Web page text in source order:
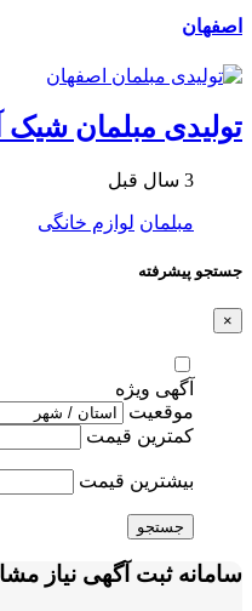
اصفهان
تولیدی مبلمان شیک
3 سال قبل
مبلمان لوازم خانگی
جستجو پیشرفته
×
آگهی ویژه
موقعیت
کمترین قیمت
بیشترین قیمت
جستجو
سامانه ثبت آگهی نیاز